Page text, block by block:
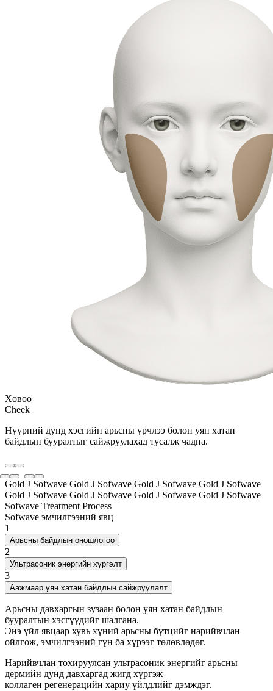
Хөвөө
Cheek
Нүүрний дунд хэсгийн арьсны үрчлээ болон уян хатан
байдлын бууралтыг сайжруулахад тусалж чадна.
Gold J Sofwave Gold J Sofwave Gold J Sofwave Gold J Sofwave
Gold J Sofwave Gold J Sofwave Gold J Sofwave Gold J Sofwave
Sofwave Treatment Process
Sofwave эмчилгээний явц
1
Арьсны байдлын оношлогоо
2
Ультрасоник энергийн хүргэлт
3
Аажмаар уян хатан байдлын сайжруулалт
Арьсны давхаргын зузаан болон уян хатан байдлын
бууралтын хэсгүүдийг шалгана.
Энэ үйл явцаар хувь хүний арьсны бүтцийг нарийвчлан
ойлгож, эмчилгээний гүн ба хүрээг төлөвлөдөг.
Нарийвчлан тохируулсан ультрасоник энергийг арьсны
дермийн дунд давхаргад жигд хүргэж
коллаген регенерацийн хариу үйлдлийг дэмждэг.